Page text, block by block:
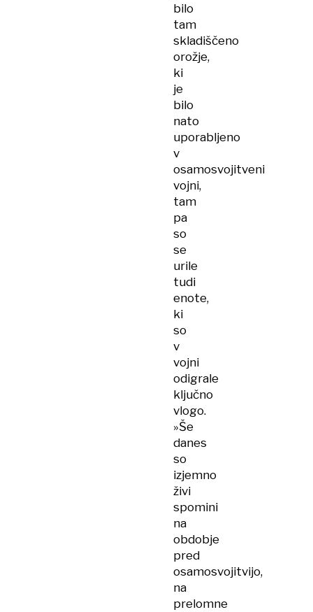
bilo
tam
skladiščeno
orožje,
ki
je
bilo
nato
uporabljeno
v
osamosvojitveni
vojni,
tam
pa
so
se
urile
tudi
enote,
ki
so
v
vojni
odigrale
ključno
vlogo.
»Še
danes
so
izjemno
živi
spomini
na
obdobje
pred
osamosvojitvijo,
na
prelomne